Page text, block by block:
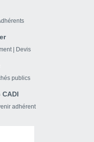
| Devis
publics
adhérent